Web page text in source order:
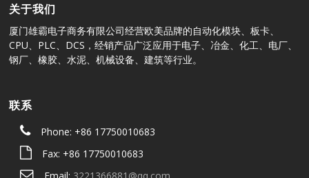
关于我们
厦门雄霸电子商务有限公司经营欧美品牌的自动化模块、板卡、
CPU、PLC、DCS，经销产品广泛应用于电子、冶金、化工、电厂、
钢厂、橡胶、水泥、机械设备、建筑等行业。
联系
Phone: +86 17750010683
Fax: +86 17750010683